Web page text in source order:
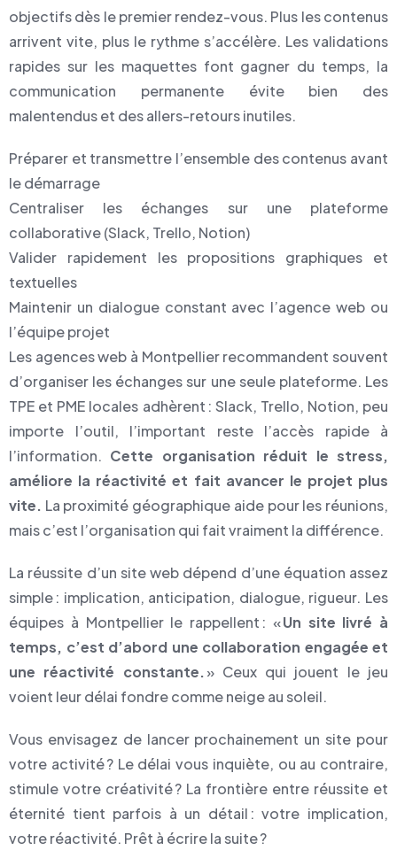
objectifs dès le premier rendez-vous. Plus les contenus
arrivent vite, plus le rythme s’accélère. Les validations
rapides sur les maquettes font gagner du temps, la
communication permanente évite bien des
malentendus et des allers-retours inutiles.
Préparer et transmettre l’ensemble des contenus avant
le démarrage
Centraliser les échanges sur une plateforme
collaborative (Slack, Trello, Notion)
Valider rapidement les propositions graphiques et
textuelles
Maintenir un dialogue constant avec l’agence web ou
l’équipe projet
Les agences web à Montpellier recommandent souvent
d’organiser les échanges sur une seule plateforme. Les
TPE et PME locales adhèrent : Slack, Trello, Notion, peu
importe l’outil, l’important reste l’accès rapide à
l’information. Cette organisation réduit le stress,
améliore la réactivité et fait avancer le projet plus
vite. La proximité géographique aide pour les réunions,
mais c’est l’organisation qui fait vraiment la différence.
La réussite d’un site web dépend d’une équation assez
simple : implication, anticipation, dialogue, rigueur. Les
équipes à Montpellier le rappellent : «Un site livré à
temps, c’est d’abord une collaboration engagée et
une réactivité constante.» Ceux qui jouent le jeu
voient leur délai fondre comme neige au soleil.
Vous envisagez de lancer prochainement un site pour
votre activité ? Le délai vous inquiète, ou au contraire,
stimule votre créativité ? La frontière entre réussite et
éternité tient parfois à un détail : votre implication,
votre réactivité. Prêt à écrire la suite ?